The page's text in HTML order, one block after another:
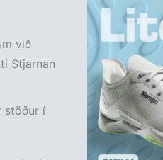
við
Stjarnan
stöður í